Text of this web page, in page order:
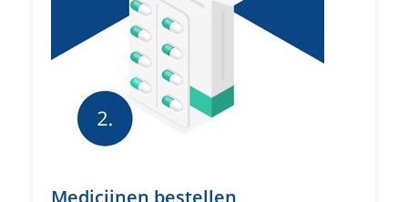
Medicijnen bestellen